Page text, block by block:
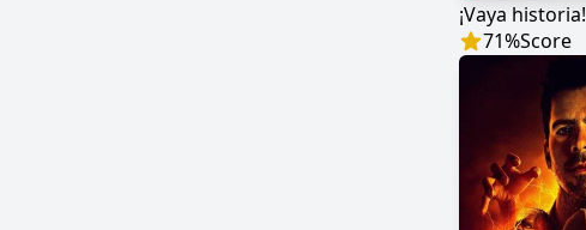
¡Vaya historia!
71%Score